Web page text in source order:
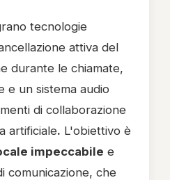
tecnologie
attiva del
durante le chiamate,
e un sistema audio
di collaborazione
artificiale. L'obiettivo è
impeccabile e
comunicazione, che